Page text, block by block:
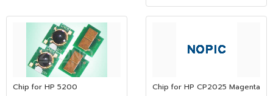
Chip for HP 5200 Chip for HP CP2025 Magenta